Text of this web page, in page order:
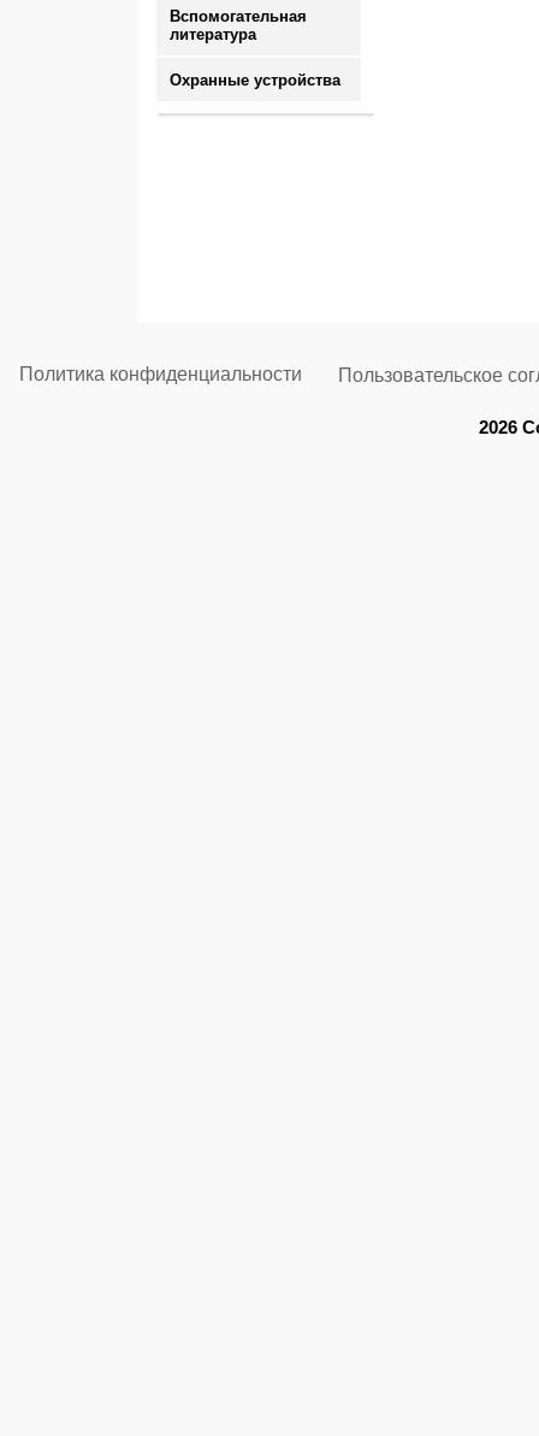
Вспомогательная
литература
Охранные устройства
Политика конфиденциальности Пользовательское
2026